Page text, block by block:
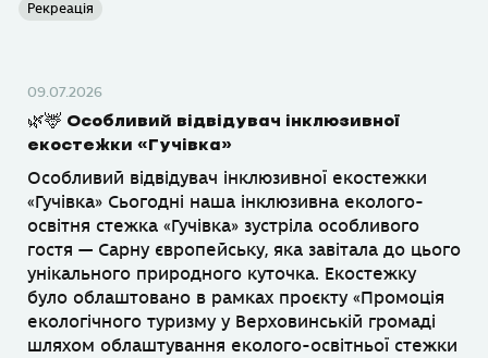
Рекреація
09.07.2026
🌿🦌 Особливий відвідувач інклюзивної
екостежки «Гучівка»
Особливий відвідувач інклюзивної екостежки
«Гучівка» Сьогодні наша інклюзивна еколого-
освітня стежка «Гучівка» зустріла особливого
гостя — Сарну європейську, яка завітала до цього
унікального природного куточка. Екостежку
було облаштовано в рамках проєкту «Промоція
екологічного туризму у Верховинській громаді
шляхом облаштування еколого-освітньої стежки